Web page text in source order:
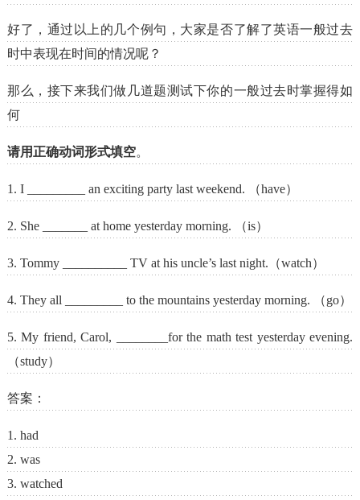
好了，通过以上的几个例句，大家是否了解了英语一般过去
时中表现在时间的情况呢？
那么，接下来我们做几道题测试下你的一般过去时掌握得如
何
请用正确动词形式填空。
1. I _________ an exciting party last weekend. （have）
2. She _______ at home yesterday morning. （is）
3. Tommy __________ TV at his uncle’s last night.（watch）
4. They all _________ to the mountains yesterday morning. （go）
5. My friend, Carol, ________for the math test yesterday evening.
（study）
答案：
1. had
2. was
3. watched